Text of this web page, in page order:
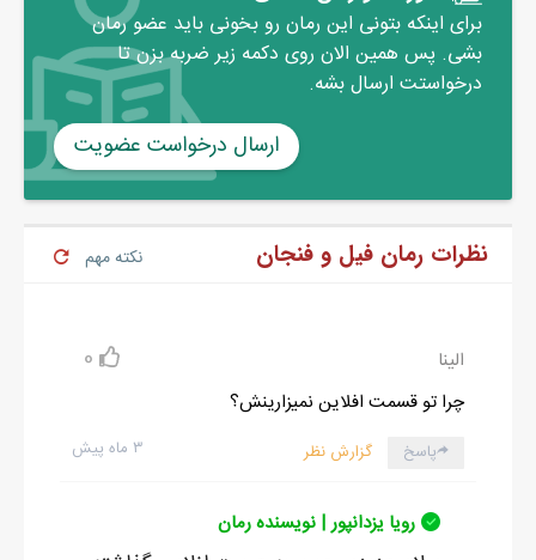
برای اینکه بتونی این رمان رو بخونی باید عضو رمان
بشی. پس همین الان روی دکمه زیر ضربه بزن تا
درخواستت ارسال بشه.
ارسال درخواست عضویت
نظرات رمان فیل و فنجان نکته مهم
الینا 0
چرا تو قسمت افلاین نمیزارینش؟
۳ ماه پیش پاسخ گزارش نظر
رویا یزدانپور | نویسنده رمان